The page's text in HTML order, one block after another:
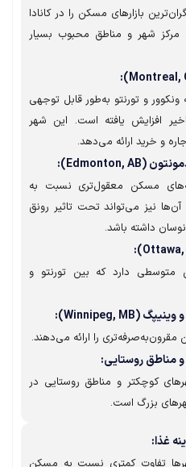
مسکن را در کانادا
و مناطق محبوب بسیار
به‌طور قابل توجهی
یافته است. این شهر
ارائه می‌دهد.
معقول‌تری نسبت به
می‌تواند تحت تاثیر رونق
باشد.
دارد که بین تورنتو و
را ارائه می‌دهند.
روستایی:
و مناطق روستایی در
است.